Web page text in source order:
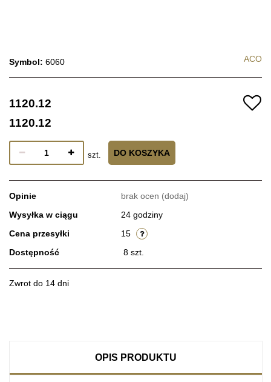
Symbol: 6060 ACO
1120.12
1120.12
szt. DO KOSZYKA
Opinie brak ocen (dodaj)
Wysyłka w ciągu
24 godziny
Cena przesyłki
15
Dostępność
8 szt.
Zwrot do 14 dni
OPIS PRODUKTU